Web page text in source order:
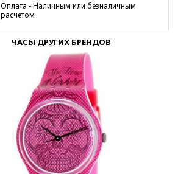
Оплата - Наличным или безналичным
расчетом
ЧАСЫ ДРУГИХ БРЕНДОВ